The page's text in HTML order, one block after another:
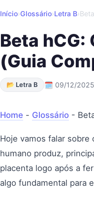
Início›Glossário›Letra B›
Beta hCG:
(Guia
📂 Letra B 🗓 09/12/2025
Home - Glossário -
Hoje vamos falar sobre
humano produz,
placenta logo após a
algo fundamental para